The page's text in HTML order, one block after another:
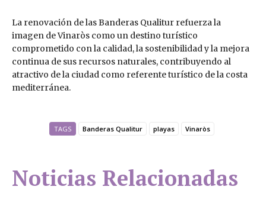
La renovación de las Banderas Qualitur refuerza la
imagen de Vinaròs como un destino turístico
comprometido con la calidad, la sostenibilidad y la mejora
continua de sus recursos naturales, contribuyendo al
atractivo de la ciudad como referente turístico de la costa
mediterránea.
TAGS Banderas Qualitur playas Vinaròs
Noticias Relacionadas